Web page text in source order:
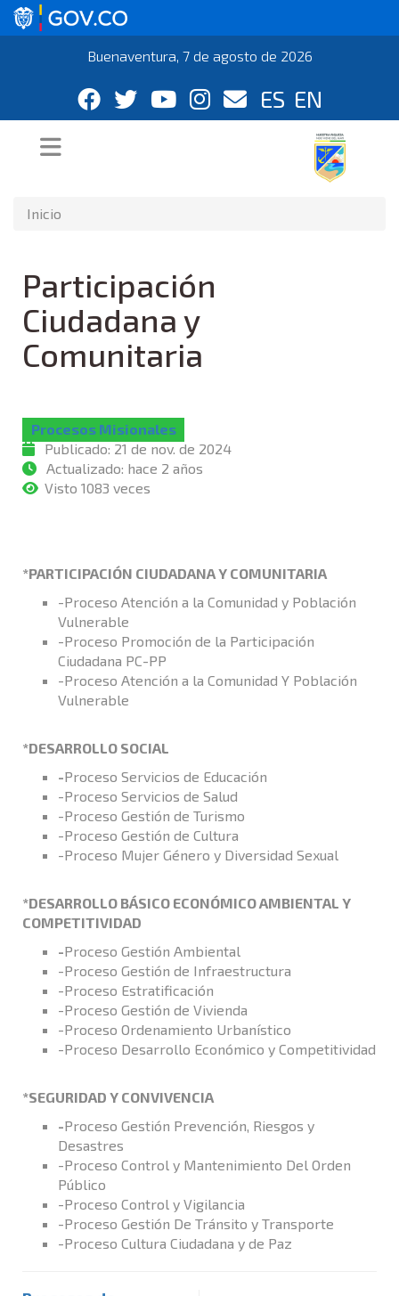
Buenaventura, 7 de agosto de 2026
ES EN
Inicio
Participación
Ciudadana y
Comunitaria
Procesos Misionales
Publicado: 21 de nov. de 2024
Actualizado: hace 2 años
Visto 1083 veces
*PARTICIPACIÓN CIUDADANA Y COMUNITARIA
-Proceso Atención a la Comunidad y Población
Vulnerable
-Proceso Promoción de la Participación
Ciudadana PC-PP
-Proceso Atención a la Comunidad Y Población
Vulnerable
*DESARROLLO SOCIAL
-Proceso Servicios de Educación
-Proceso Servicios de Salud
-Proceso Gestión de Turismo
-Proceso Gestión de Cultura
-Proceso Mujer Género y Diversidad Sexual
*DESARROLLO BÁSICO ECONÓMICO AMBIENTAL Y
COMPETITIVIDAD
-Proceso Gestión Ambiental
-Proceso Gestión de Infraestructura
-Proceso Estratificación
-Proceso Gestión de Vivienda
-Proceso Ordenamiento Urbanístico
-Proceso Desarrollo Económico y Competitividad
*SEGURIDAD Y CONVIVENCIA
-Proceso Gestión Prevención, Riesgos y
Desastres
-Proceso Control y Mantenimiento Del Orden
Público
-Proceso Control y Vigilancia
-Proceso Gestión De Tránsito y Transporte
-Proceso Cultura Ciudadana y de Paz